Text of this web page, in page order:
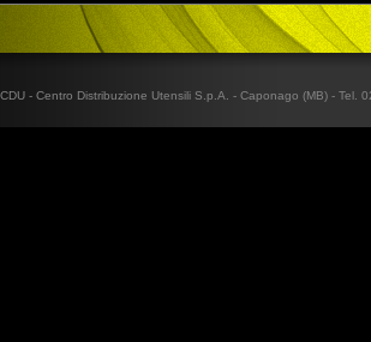
CDU - Centro Distribuzione Utensili S.p.A. - Caponago (MB) - Tel.